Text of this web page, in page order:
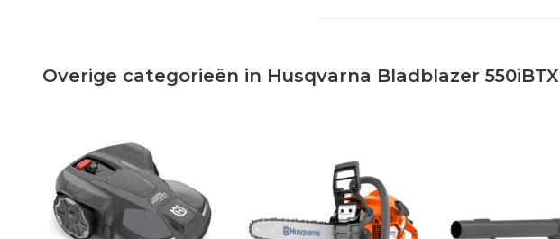
Overige categorieën in Husqvarna Bladblazer 550iBTX